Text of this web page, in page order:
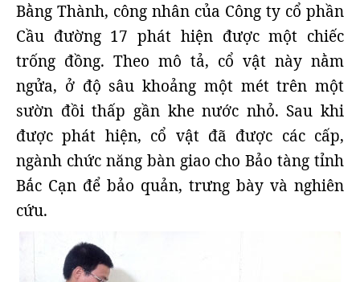
Bằng Thành, công nhân của Công ty cổ phần
Cầu đường 17 phát hiện được một chiếc
trống đồng. Theo mô tả, cổ vật này nằm
ngửa, ở độ sâu khoảng một mét trên một
sườn đồi thấp gần khe nước nhỏ. Sau khi
được phát hiện, cổ vật đã được các cấp,
ngành chức năng bàn giao cho Bảo tàng tỉnh
Bắc Cạn để bảo quản, trưng bày và nghiên
cứu.